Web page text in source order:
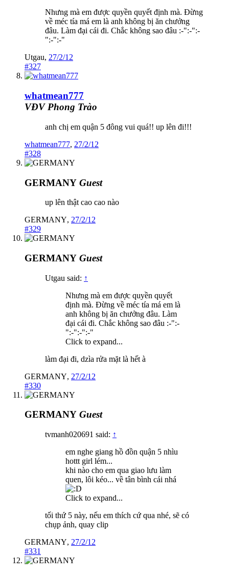
Nhưng mà em được quyền quyết định mà. Đừng
về méc tía má em là anh không bị ăn chưởng
đâu. Làm đại cái đi. Chắc không sao đâu :-":-":-
":-":-"
Utgau, 27/2/12
#327
whatmean777
VĐV Phong Trào
anh chị em quận 5 đông vui quá!! up lên đi!!!
whatmean777, 27/2/12
#328
GERMANY Guest
up lên thật cao cao nào
GERMANY, 27/2/12
#329
GERMANY Guest
Utgau said: ↑
Nhưng mà em được quyền quyết
định mà. Đừng về méc tía má em là
anh không bị ăn chưởng đâu. Làm
đại cái đi. Chắc không sao đâu :-":-
":-":-":-"
Click to expand...
làm đại đi, dzìa rửa mặt là hết à
GERMANY, 27/2/12
#330
GERMANY Guest
tvmanh020691 said: ↑
em nghe giang hồ đồn quận 5 nhìu
hottt girl lém...
khi nào cho em qua giao lưu làm
quen, lôi kéo... về tân bình cái nhá
Click to expand...
tối thứ 5 này, nếu em thích cứ qua nhé, sẽ có
chụp ảnh, quay clip
GERMANY, 27/2/12
#331